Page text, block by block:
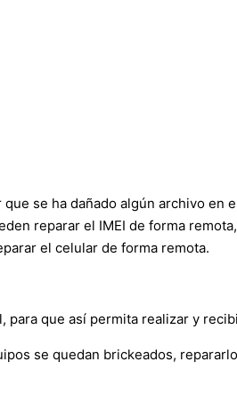
se ha dañado algún archivo en
reparar el IMEI de forma
el celular de forma remota.
que así permita realizar y
se quedan brickeados,